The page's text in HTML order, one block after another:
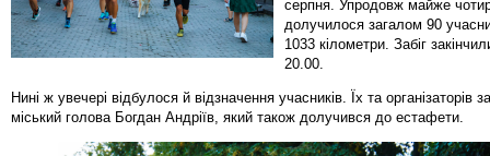
серпня. Упродовж майже
долучилося загалом 90
1033 кілометри. Забіг
20.00.
Нині ж увечері відбулося й відзначення учасників. Їх та організаторів
міський голова Богдан Андріїв, який також долучився до естафети.